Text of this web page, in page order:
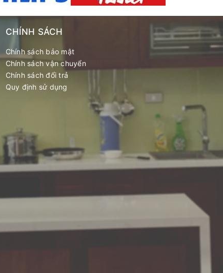
CHÍNH SÁCH
Chính sách bảo mật
Chính sách vận chuyển
Chính sách đổi trả
Quy định sử dụng